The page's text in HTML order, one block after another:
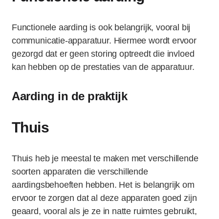
Functionele aarding is ook belangrijk, vooral bij
communicatie-apparatuur. Hiermee wordt ervoor
gezorgd dat er geen storing optreedt die invloed
kan hebben op de prestaties van de apparatuur.
Aarding in de praktijk
Thuis
Thuis heb je meestal te maken met verschillende
soorten apparaten die verschillende
aardingsbehoeften hebben. Het is belangrijk om
ervoor te zorgen dat al deze apparaten goed zijn
geaard, vooral als je ze in natte ruimtes gebruikt,